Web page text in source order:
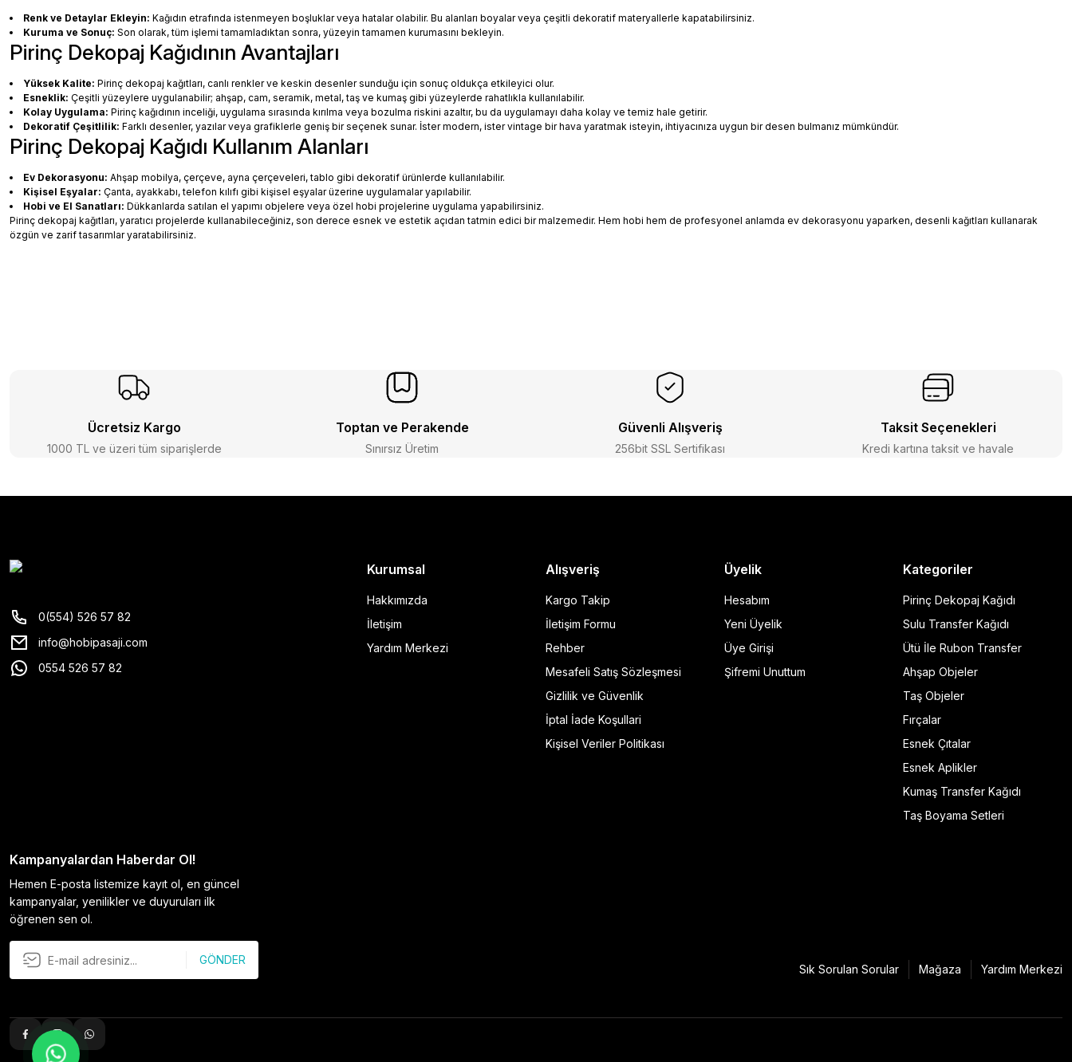
Renk ve Detaylar Ekleyin: Kağıdın etrafında istenmeyen boşluklar veya hatalar olabilir. Bu alanları boyalar veya çeşitli dekoratif materyallerle kapatabilirsiniz.
Kuruma ve Sonuç: Son olarak, tüm işlemi tamamladıktan sonra, yüzeyin tamamen kurumasını bekleyin.
Pirinç Dekopaj Kağıdının Avantajları
Yüksek Kalite: Pirinç dekopaj kağıtları, canlı renkler ve keskin desenler sunduğu için sonuç oldukça etkileyici olur.
Esneklik: Çeşitli yüzeylere uygulanabilir; ahşap, cam, seramik, metal, taş ve kumaş gibi yüzeylerde rahatlıkla kullanılabilir.
Kolay Uygulama: Pirinç kağıdının inceliği, uygulama sırasında kırılma veya bozulma riskini azaltır, bu da uygulamayı daha kolay ve temiz hale getirir.
Dekoratif Çeşitlilik: Farklı desenler, yazılar veya grafiklerle geniş bir seçenek sunar. İster modern, ister vintage bir hava yaratmak isteyin, ihtiyacınıza uygun bir desen bulmanız mümkündür.
Pirinç Dekopaj Kağıdı Kullanım Alanları
Ev Dekorasyonu: Ahşap mobilya, çerçeve, ayna çerçeveleri, tablo gibi dekoratif ürünlerde kullanılabilir.
Kişisel Eşyalar: Çanta, ayakkabı, telefon kılıfı gibi kişisel eşyalar üzerine uygulamalar yapılabilir.
Hobi ve El Sanatları: Dükkanlarda satılan el yapımı objelere veya özel hobi projelerine uygulama yapabilirsiniz.
Pirinç dekopaj kağıtları, yaratıcı projelerde kullanabileceğiniz, son derece esnek ve estetik açıdan tatmin edici bir malzemedir. Hem hobi hem de profesyonel anlamda ev dekorasyonu yaparken, desenli kağıtları kullanarak
özgün ve zarif tasarımlar yaratabilirsiniz.
Ücretsiz Kargo
1000 TL ve üzeri tüm siparişlerde
Toptan ve Perakende
Sınırsız Üretim
Güvenli Alışveriş
256bit SSL Sertifikası
Taksit Seçenekleri
Kredi kartına taksit ve havale
0(554) 526 57 82
info@hobipasaji.com
0554 526 57 82
Kurumsal
Hakkımızda
İletişim
Yardım Merkezi
Alışveriş
Kargo Takip
İletişim Formu
Rehber
Mesafeli Satış Sözleşmesi
Gizlilik ve Güvenlik
İptal İade Koşullari
Kişisel Veriler Politikası
Üyelik
Hesabım
Yeni Üyelik
Üye Girişi
Şifremi Unuttum
Kategoriler
Pirinç Dekopaj Kağıdı
Sulu Transfer Kağıdı
Ütü İle Rubon Transfer
Ahşap Objeler
Taş Objeler
Fırçalar
Esnek Çıtalar
Esnek Aplikler
Kumaş Transfer Kağıdı
Taş Boyama Setleri
Kampanyalardan Haberdar Ol!
Hemen E-posta listemize kayıt ol, en güncel
kampanyalar, yenilikler ve duyuruları ilk
öğrenen sen ol.
GÖNDER
Sık Sorulan Sorular Mağaza Yardım Merkezi